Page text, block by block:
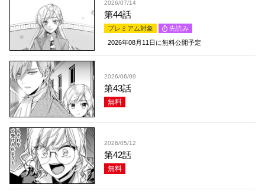
2026/07/14
第44話
プレミアム対象
先読み
2026年08月11日 に無料公開予定
2026/06/09
第43話
無料
2026/05/12
第42話
無料